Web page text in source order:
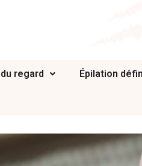
regard Épilation